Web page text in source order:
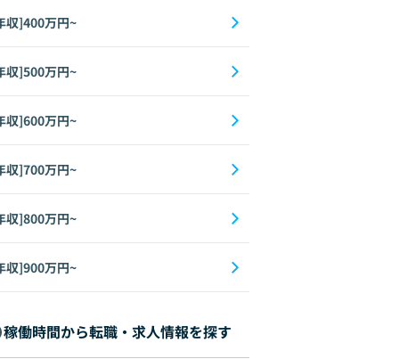
収]400万円~
収]500万円~
収]600万円~
収]700万円~
収]800万円~
収]900万円~
稼働時間から転職・求人情報を探す